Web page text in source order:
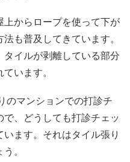
上からロープを使って下が
も普及してきています。
タイルが剥離している部分
います。
のマンションでの打診チ
で、どうしても打診チェッ
ます。それはタイル張り
。